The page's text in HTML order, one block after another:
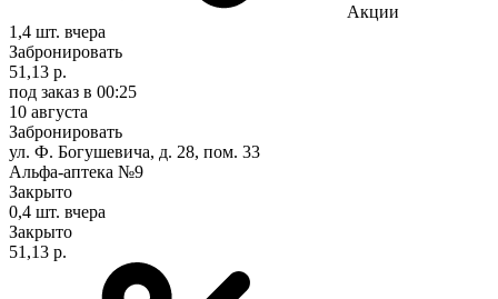
Акции
1,4 шт. вчера
Забронировать
51,13 р.
под заказ в 00:25
10 августа
Забронировать
ул. Ф. Богушевича, д. 28, пом. 33
Альфа-аптека №9
Закрыто
0,4 шт. вчера
Закрыто
51,13 р.